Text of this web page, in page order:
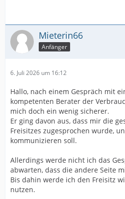
Mieterin66
Anfänger
6. Juli 2026 um 16:12
Hallo, nach einem Gespräch mit
kompetenten Berater der
mich doch ein wenig sicherer.
Er ging davon aus, dass mir die
Freisitzes zugesprochen wurde,
kommunizieren soll.
Allerdings werde nicht ich das
abwarten, dass die andere Seite
Bis dahin werde ich den Freisitz
nutzen.